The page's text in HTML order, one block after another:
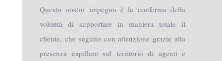
Questo nostro impegno è la conferma della
volontà di supportare in maniera totale il
cliente, che seguito con attenzione grazie alla
presenza capillare sul territorio di agenti e